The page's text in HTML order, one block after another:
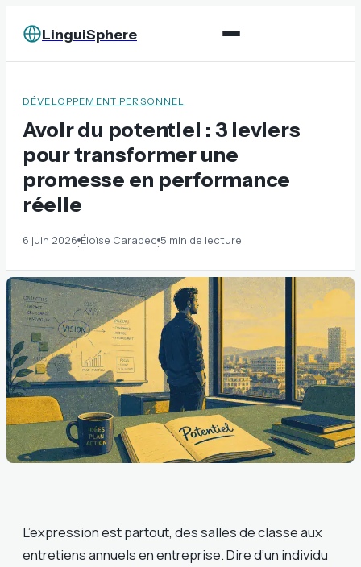
LinguiSphere
DÉVELOPPEMENT PERSONNEL
Avoir du potentiel : 3 leviers
pour transformer une
promesse en performance
réelle
6 juin 2026·Éloïse Caradec·5 min de lecture
L’expression est partout, des salles de classe aux
entretiens annuels en entreprise. Dire d’un individu